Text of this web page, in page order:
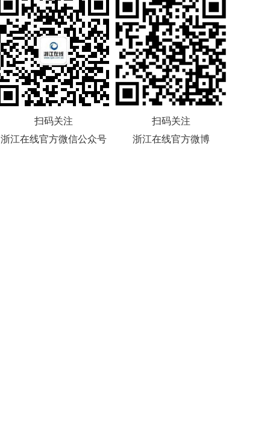
扫码关注
浙江在线官方微信公众号
扫码关注
浙江在线官方微博